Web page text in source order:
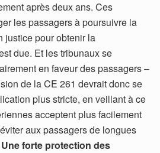
après deux ans. Ces
les passagers à poursuivre la
justice pour obtenir la
due. Et les tribunaux se
en faveur des passagers –
de la CE 261 devrait donc se
plus stricte, en veillant à ce
acceptent plus facilement
aux passagers de longues
Une forte protection des